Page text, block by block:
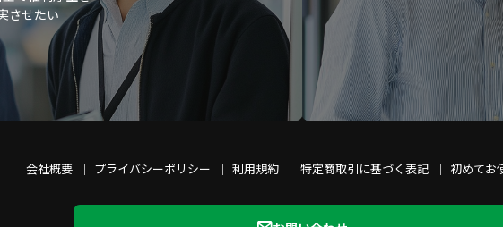
させたい
会社概要 プライバシーポリシー 利用規約 特定商取引に基づく表記 初めてお